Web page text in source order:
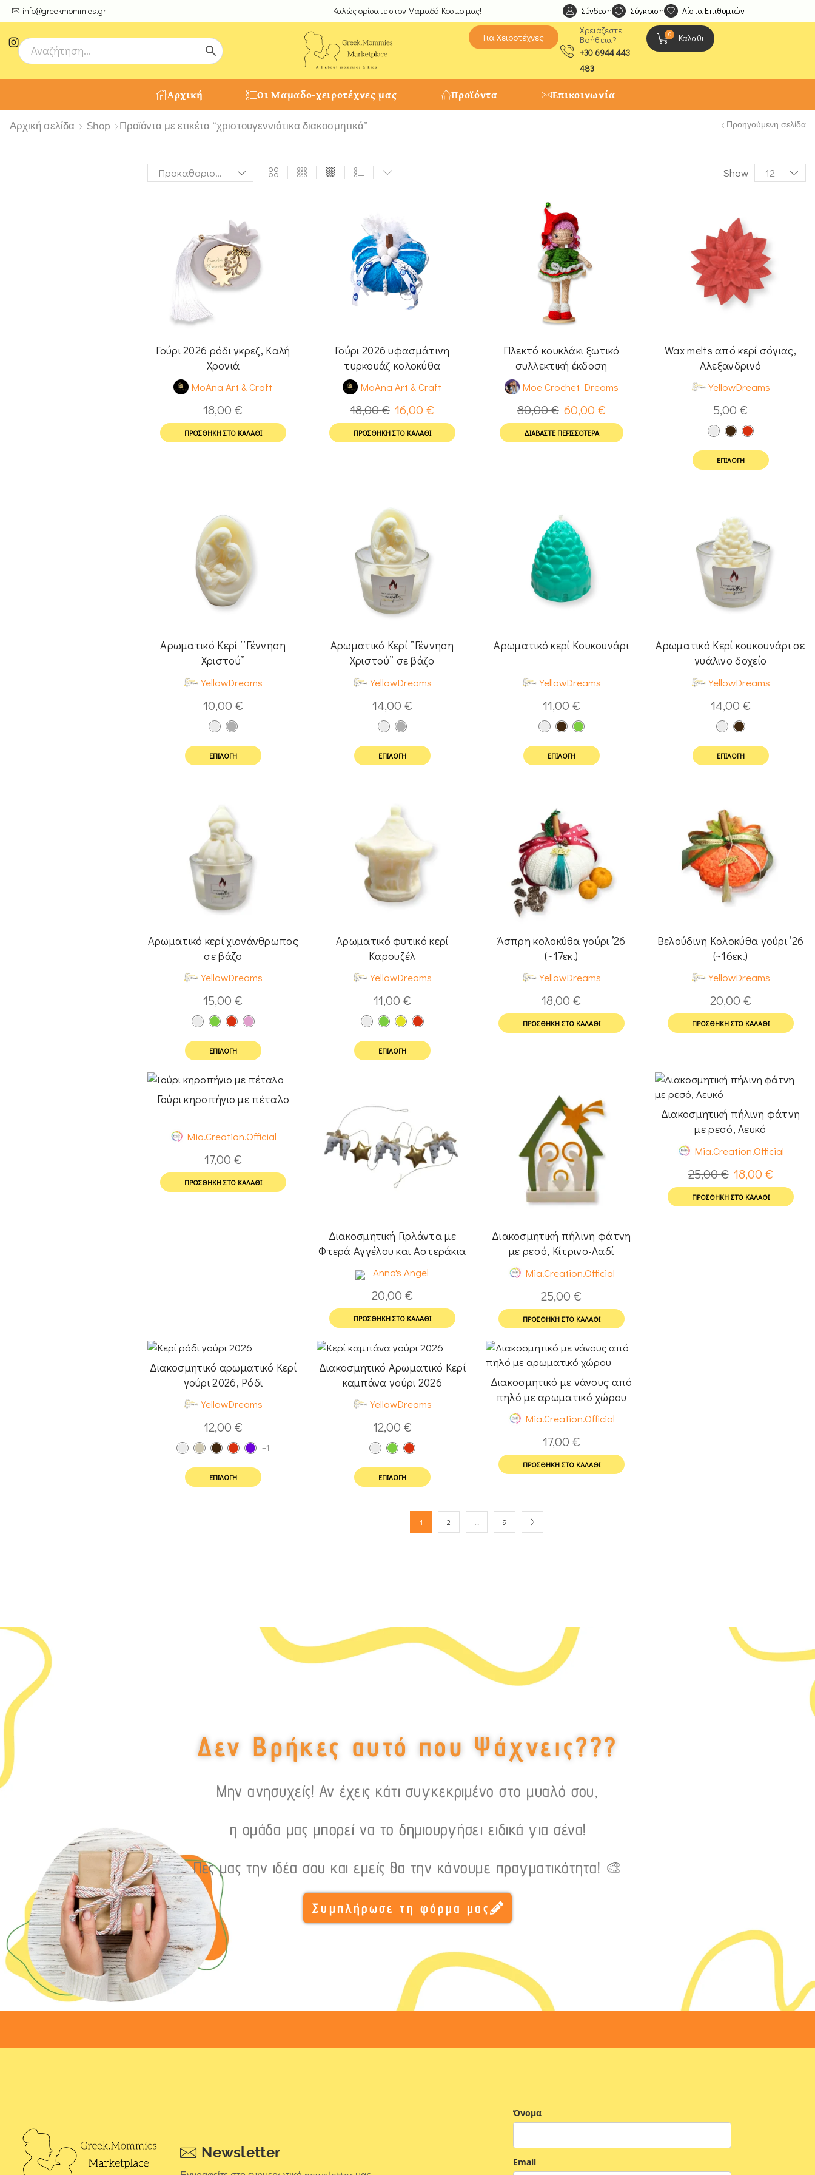
info@greekmommies.gr
μοναδικές δημιουργίες από τους Χειροτέχνες μας! Καλώς ορίσατε στον Μαμαδό-Κοσμο μας! Ανακαλύψτε μοναδικές δημιουργίες από τους
Σύνδεση Σύγκριση Λίστα Επιθυμιών
Για Χειροτέχνες
Χρειάζεστε
Βοήθεια?
+30 6944 443
483
0 Καλάθι
Αρχική Οι Μαμαδο-χειροτέχνες μας Προϊόντα Επικοινωνία
Αρχική σελίδα Shop Προϊόντα με ετικέτα “χριστουγεννιάτικα διακοσμητικά” Προηγούμενη σελίδα
Show
Γούρι 2026 ρόδι γκρεζ, Καλή
Χρονιά
MoAna Art & Craft
18,00€
ΠΡΟΣΘΉΚΗ ΣΤΟ ΚΑΛΆΘΙ
Γούρι 2026 υφασμάτινη
τυρκουάζ κολοκύθα
MoAna Art & Craft
18,00€ 16,00 €
ΠΡΟΣΘΉΚΗ ΣΤΟ ΚΑΛΆΘΙ
Πλεκτό κουκλάκι ξωτικό
συλλεκτική έκδοση
Moe Crochet Dreams
80,00€ 60,00 €
ΔΙΑΒΆΣΤΕ ΠΕΡΙΣΣΌΤΕΡΑ
Wax melts από κερί σόγιας,
Αλεξανδρινό
YellowDreams
5,00€
ΕΠΙΛΟΓΉ
Αρωματικό Κερί ΄΄Γέννηση
Χριστού”
YellowDreams
10,00 €
ΕΠΙΛΟΓΉ
Αρωματικό Κερί ”Γέννηση
Χριστού” σε βάζο
YellowDreams
14,00 €
ΕΠΙΛΟΓΉ
Αρωματικό κερί Κουκουνάρι
YellowDreams
11,00 €
ΕΠΙΛΟΓΉ
Αρωματικό Κερί κουκουνάρι σε
γυάλινο δοχείο
YellowDreams
14,00 €
ΕΠΙΛΟΓΉ
Αρωματικό κερί χιονάνθρωπος
σε βάζο
YellowDreams
15,00€
ΕΠΙΛΟΓΉ
Αρωματικό φυτικό κερί
Καρουζέλ
YellowDreams
11,00 €
ΕΠΙΛΟΓΉ
Άσπρη κολοκύθα γούρι ’26
(~17εκ.)
YellowDreams
18,00€
ΠΡΟΣΘΉΚΗ ΣΤΟ ΚΑΛΆΘΙ
Βελούδινη Κολοκύθα γούρι ’26
(~16εκ.)
YellowDreams
20,00 €
ΠΡΟΣΘΉΚΗ ΣΤΟ ΚΑΛΆΘΙ
Γούρι κηροπήγιο με πέταλο
Mia.Creation.Official
17,00 €
ΠΡΟΣΘΉΚΗ ΣΤΟ ΚΑΛΆΘΙ
Διακοσμητική Γιρλάντα με
Φτερά Αγγέλου και Αστεράκια
Anna's Angel
20,00 €
ΠΡΟΣΘΉΚΗ ΣΤΟ ΚΑΛΆΘΙ
Διακοσμητική πήλινη φάτνη
με ρεσό, Κίτρινο-Λαδί
Mia.Creation.Official
25,00€
ΠΡΟΣΘΉΚΗ ΣΤΟ ΚΑΛΆΘΙ
Διακοσμητική πήλινη φάτνη
με ρεσό, Λευκό
Mia.Creation.Official
25,00€ 18,00 €
ΠΡΟΣΘΉΚΗ ΣΤΟ ΚΑΛΆΘΙ
Διακοσμητικό αρωματικό Κερί
γούρι 2026, Ρόδι
YellowDreams
12,00 €
+1
ΕΠΙΛΟΓΉ
Διακοσμητικό Αρωματικό Κερί
καμπάνα γούρι 2026
YellowDreams
12,00 €
ΕΠΙΛΟΓΉ
Διακοσμητικό με νάνους από
πηλό με αρωματικό χώρου
Mia.Creation.Official
17,00 €
ΠΡΟΣΘΉΚΗ ΣΤΟ ΚΑΛΆΘΙ
1 2 9
Δεν Βρήκες αυτό που Ψάχνεις???
Μην ανησυχείς! Αν έχεις κάτι συγκεκριμένο στο μυαλό σου,
η ομάδα μας μπορεί να το δημιουργήσει ειδικά για σένα!
Πες μας την ιδέα σου και εμείς θα την κάνουμε πραγματικότητα! 🎨
Συμπλήρωσε τη φόρμα μας
Newsletter
Όνομα
Email